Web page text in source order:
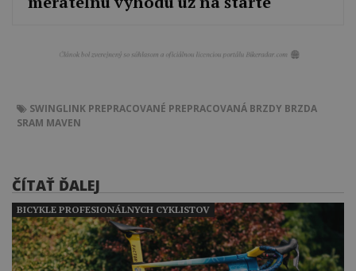
SWINGLINK PREPRACOVANÉ PREPRACOVANÁ BRZDY BRZDA
SRAM MAVEN
ČÍTAŤ ĎALEJ
BICYKLE PROFESIONÁLNYCH CYKLISTOV